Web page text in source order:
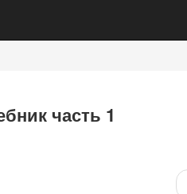
часть 1